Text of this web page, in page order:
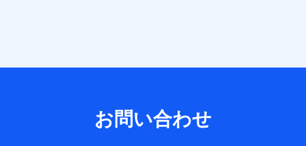
送信履歴などの情報）が含まれます。
お問い合わせ